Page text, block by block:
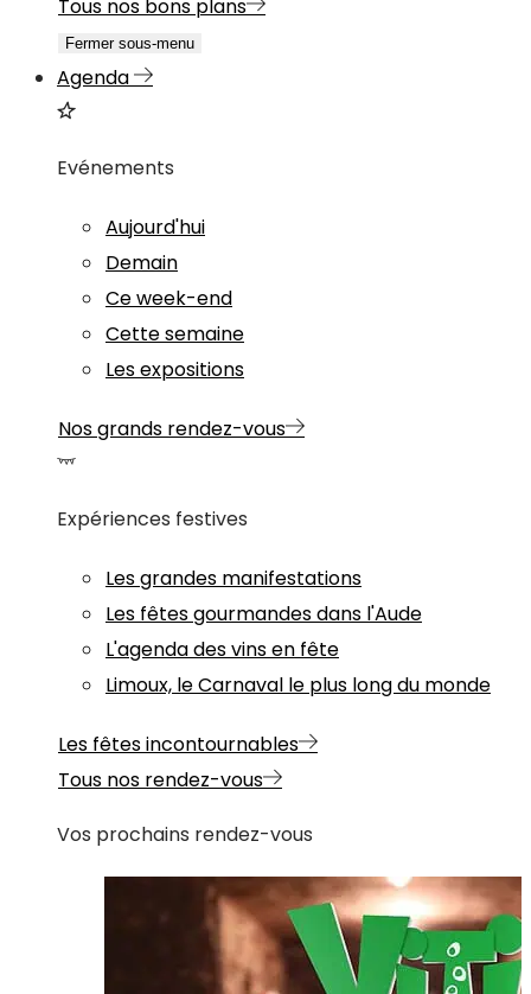
Tous nos bons plans
Fermer sous-menu
Agenda
Evénements
Aujourd'hui
Demain
Ce week-end
Cette semaine
Les expositions
Nos grands rendez-vous
Expériences festives
Les grandes manifestations
Les fêtes gourmandes dans l'Aude
L'agenda des vins en fête
Limoux, le Carnaval le plus long du monde
Les fêtes incontournables
Tous nos rendez-vous
Vos prochains rendez-vous